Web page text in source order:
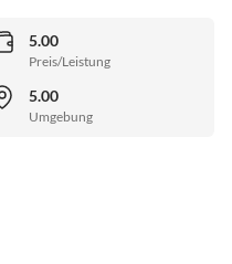
5.00
Preis/Leistung
5.00
Umgebung